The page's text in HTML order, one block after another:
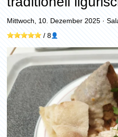
Mittwoch, 10. Dezember 2025 ·
/ 8